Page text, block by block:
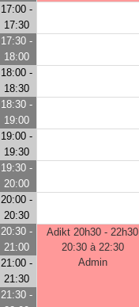
17:00 -
17:30
17:30 -
18:00
18:00 -
18:30
18:30 -
19:00
19:00 -
19:30
19:30 -
20:00
20:00 -
20:30
20:30 -
21:00
Adikt 20h30 - 22h30
20:30 à 22:30
Admin
21:00 -
21:30
21:30 -